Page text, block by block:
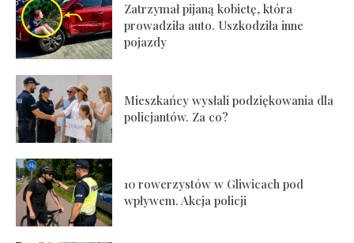
Zatrzymał pijaną kobietę, która
prowadziła auto. Uszkodziła inne
pojazdy
Mieszkańcy wysłali podziękowania dla
policjantów. Za co?
10 rowerzystów w Gliwicach pod
wpływem. Akcja policji